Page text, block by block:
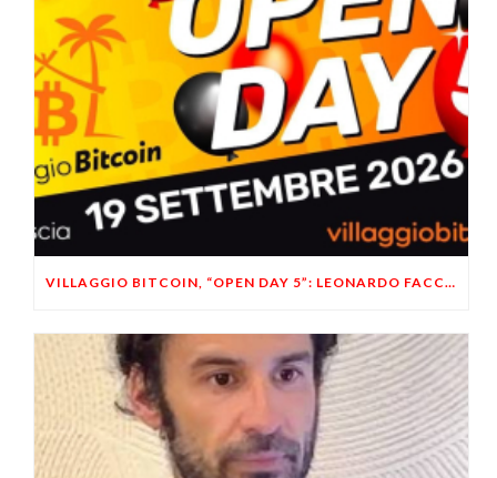
VILLAGGIO BITCOIN, “OPEN DAY 5”: LEONARDO FACCO OSPITE A BRESCIA